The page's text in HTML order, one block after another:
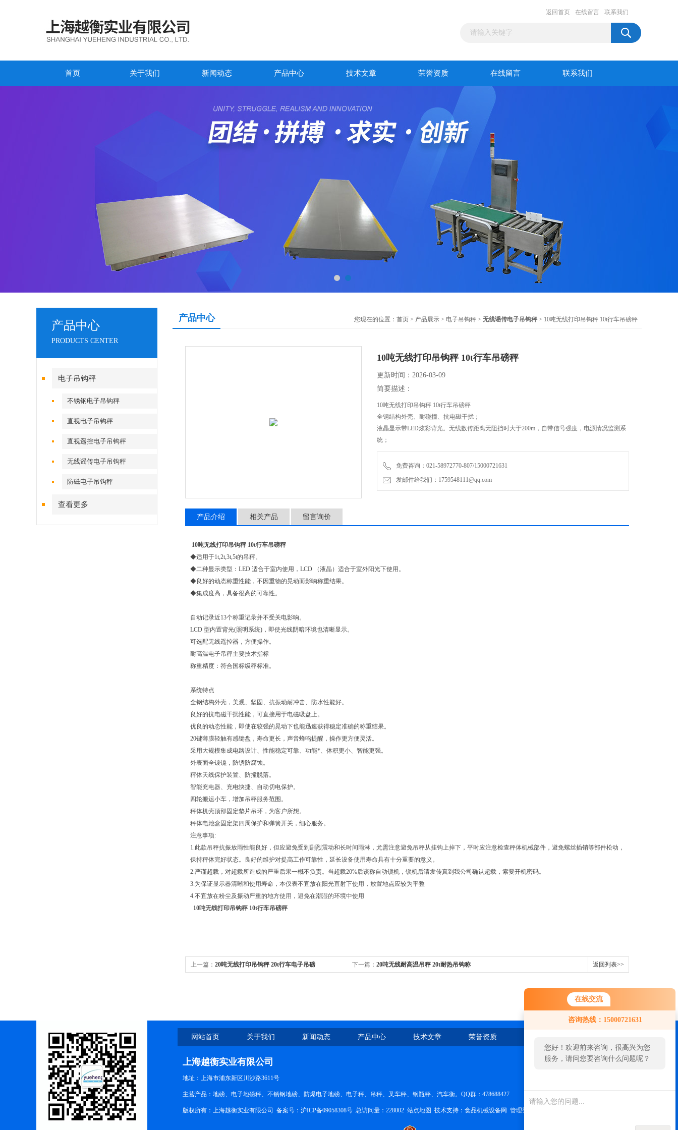
在线交流
咨询热线：15000721631
您好！欢迎前来咨询，很高兴为您
服务，请问您要咨询什么问题呢？
返回首页 在线留言 联系我们
首页 关于我们 新闻动态 产品中心 技术文章 荣誉资质 在线留言 联系我们
产品中心
PRODUCTS CENTER
电子吊钩秤
不锈钢电子吊钩秤
直视电子吊钩秤
直视遥控电子吊钩秤
无线谣传电子吊钩秤
防磁电子吊钩秤
查看更多
产品中心 您现在的位置： 首页 > 产品展示 > 电子吊钩秤 > 无线谣传电子吊钩秤> 10吨无线打印吊钩秤 10t行车吊磅秤
10吨无线打印吊钩秤 10t行车吊磅秤
更新时间：2026-03-09
简要描述：
10吨无线打印吊钩秤 10t行车吊磅秤
全钢结构外壳、耐碰撞、抗电磁干扰；
液晶显示带LED炫彩背光。无线数传距离无阻挡时大于200m，自带信号强度，电源情况监测系
统；
仪表采用6V/4Ah镍氢可充电电池供电，秤体采用大容量；
免费咨询：021-58972770-807/15000721631
发邮件给我们：1759548111@qq.com
产品介绍 相关产品 留言询价
10吨无线打印吊钩秤 10t行车吊磅秤
◆适用于1t,2t,3t,5t的吊秤。
◆二种显示类型：LED 适合于室内使用，LCD （液晶）适合于室外阳光下使用。
◆良好的动态称重性能，不因重物的晃动而影响称重结果。
◆集成度高，具备很高的可靠性。
自动记录近13个称重记录并不受关电影响。
LCD 型内置背光(照明系统)，即使光线阴暗环境也清晰显示。
可选配无线遥控器，方便操作。
耐高温电子吊秤主要技术指标
称重精度：符合国标级秤标准。
系统特点
全钢结构外壳，美观、坚固、抗振动耐冲击、防水性能好。
良好的抗电磁干扰性能，可直接用于电磁吸盘上。
优良的动态性能，即使在较强的晃动下也能迅速获得稳定准确的称重结果。
20键薄膜轻触有感键盘，寿命更长，声音蜂鸣提醒，操作更方便灵活。
采用大规模集成电路设计、性能稳定可靠、功能*、体积更小、智能更强。
外表面全镀镍，防锈防腐蚀。
秤体天线保护装置、防撞脱落。
智能充电器、充电快捷、自动切电保护。
四轮搬运小车，增加吊秤服务范围。
秤体机壳顶部固定垫片吊环，为客户所想。
秤体电池盒固定架四周保护和弹簧开关，细心服务。
注意事项:
1.此款吊秤抗振放雨性能良好，但应避免受到剧烈震动和长时间雨淋，尤需注意避免吊秤从挂钩上掉下，平时应注意检查秤体机械部件，避免螺丝插销等部件松动，
保持秤体完好状态。良好的维护对提高工作可靠性，延长设备使用寿命具有十分重要的意义。
2.严谨超载，对超载所造成的严重后果一概不负责。当超载20%后该称自动锁机，锁机后请发传真到我公司确认超载，索要开机密码。
3.为保证显示器清晰和使用寿命，本仪表不宜放在阳光直射下使用，放置地点应较为平整
4.不宜放在粉尘及振动严重的地方使用，避免在潮湿的环境中使用
10吨无线打印吊钩秤 10t行车吊磅秤
上一篇： 20吨无线打印吊钩秤 20t行车电子吊磅 下一篇： 20吨无线耐高温吊秤 20t耐热吊钩称 返回列表>>
网站首页 关于我们 新闻动态 产品中心 技术文章 荣誉资质
上海越衡实业有限公司
地址：上海市浦东新区川沙路3611号
主营产品：地磅、电子地磅秤、不锈钢地磅、防爆电子地磅、电子秤、吊秤、叉车秤、钢瓶秤、汽车衡。QQ群：478688427
版权所有：上海越衡实业有限公司 备案号： 沪ICP备09058308号 总访问量：228002 站点地图 技术支持： 食品机械设备网 管理登陆